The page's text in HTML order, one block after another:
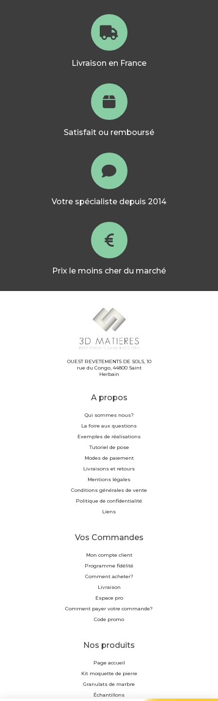
Livraison en France
Satisfait ou remboursé
Votre spécialiste depuis 2014
Prix le moins cher du marché
OUEST REVETEMENTS DE SOLS, 10
rue du Congo, 44800 Saint
Herbain
A propos
Qui sommes nous?
La foire aux questions
Exemples de réalisations
Tutoriel de pose
Modes de paiement
Livraisons et retours
Mentions légales
Conditions générales de vente
Politique de confidentialité
Liens
Vos Commandes
Mon compte client
Programme fidélité
Comment acheter?
Livraison
Espace pro
Comment payer votre commande?
Code promo
Nos produits
Page accueil
Kit moquette de pierre
Granulats de marbre
Échantillons